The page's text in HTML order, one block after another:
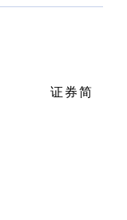
证券简